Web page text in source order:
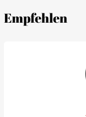
Empfehlen